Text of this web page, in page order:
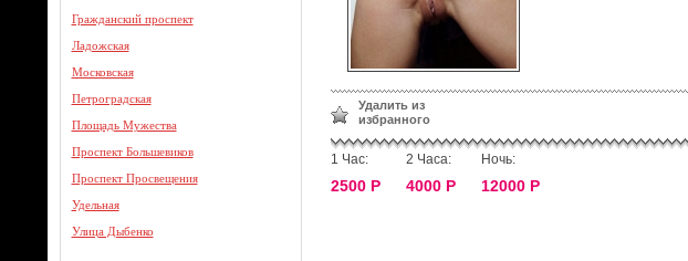
Гражданский проспект
Ладожская
Московская
Петроградская
Площадь Мужества
Проспект Большевиков
Проспект Просвещения
Удельная
Улица Дыбенко
Удалить из
избранного
1 Час:
2500 Р
2 Часа:
4000 Р
Ночь:
12000 Р